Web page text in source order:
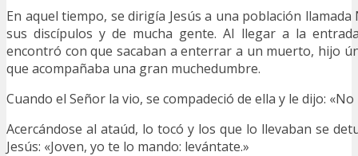
En aquel tiempo, se dirigía Jesús a una población llamada
sus discípulos y de mucha gente. Al llegar a la
encontró con que sacaban a enterrar a un muerto, hijo
que acompañaba una gran muchedumbre.
Cuando el Señor la vio, se compadeció de ella y le dijo:
Acercándose al ataúd, lo tocó y los que lo llevaban se
Jesús: «Joven, yo te lo mando: levántate.»